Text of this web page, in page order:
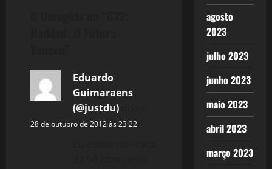
Eduardo
Guimaraens
(@justdu)
28 de outubro de 2012 às 23:22
agosto
2023
julho 2023
junho 2023
maio 2023
abril 2023
março 2023